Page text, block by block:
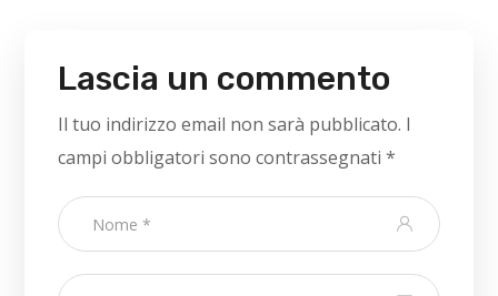
Lascia un commento
Il tuo indirizzo email non sarà pubblicato. I
campi obbligatori sono contrassegnati*